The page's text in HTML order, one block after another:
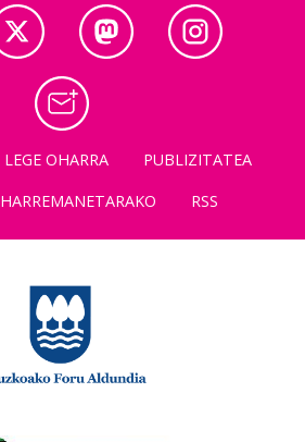
LEGE OHARRA
PUBLIZITATEA
HARREMANETARAKO RSS